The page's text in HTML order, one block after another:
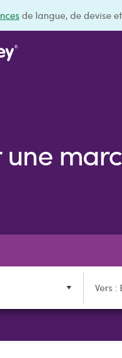
de langue, de devise
Vers :